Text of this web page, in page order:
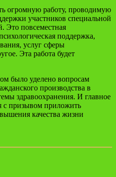
огромную работу, проводимую
участников специальной
Это повсеместная
поддержка,
услуг сферы
Эта работа будет
было уделено вопросам
производства в
здравоохранения. И главное
с призывом приложить
качества жизни